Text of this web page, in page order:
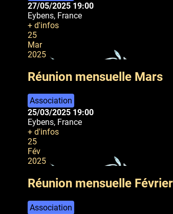
27/05/2025 19:00
Eybens, France
+ d'infos
25
Mar
2025
Réunion mensuelle Mars
Association
25/03/2025 19:00
Eybens, France
+ d'infos
25
Fév
2025
Réunion mensuelle Février
Association